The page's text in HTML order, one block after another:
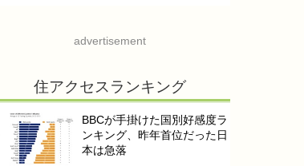
advertisement
住アクセスランキング
BBCが手掛けた国別好感度ラ
ンキング、昨年首位だった日
本は急落